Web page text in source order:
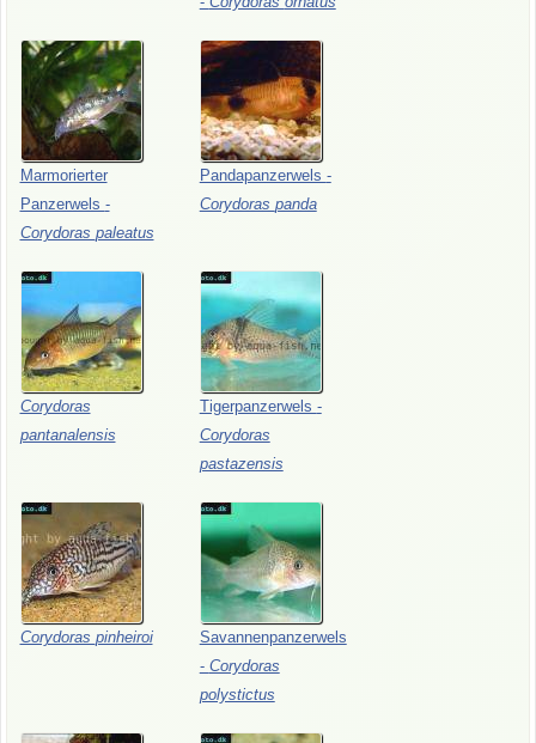
Marmorierter
Panzerwels -
Corydoras paleatus
Pandapanzerwels -
Corydoras panda
Corydoras
pantanalensis
Tigerpanzerwels -
Corydoras
pastazensis
Corydoras pinheiroi
Savannenpanzerwels
- Corydoras
polystictus